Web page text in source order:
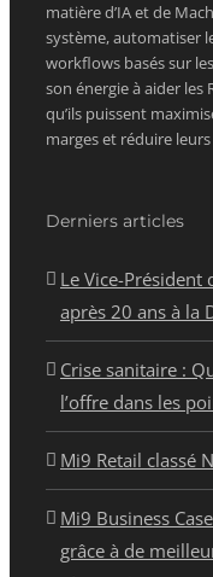
matière d’IA et de
système, automatiser
workflows basés sur
son énergie à aider les
qu’ils puissent
marges et réduire
Derniers articles
Le Vice-Président
après 20 ans à la
Crise sanitaire :
l’offre dans les
Mi9 Retail classé
Mi9 Business
grâce à de